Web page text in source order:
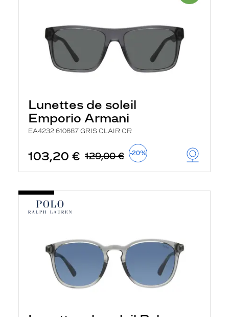
Lunettes de soleil
Emporio Armani
EA4232 610687 GRIS CLAIR CR
103,20 € 129,00 € -20%